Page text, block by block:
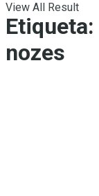
View All Result
Etiqueta:
nozes